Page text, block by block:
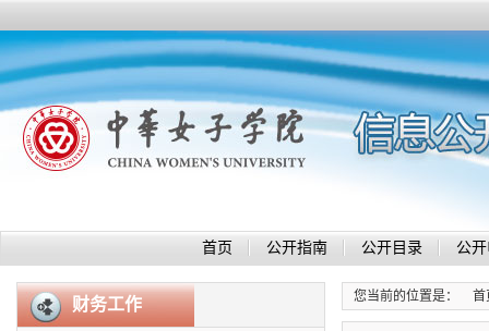
首页 公开指南 公开目录 公
财务工作 您当前的位置是： 首